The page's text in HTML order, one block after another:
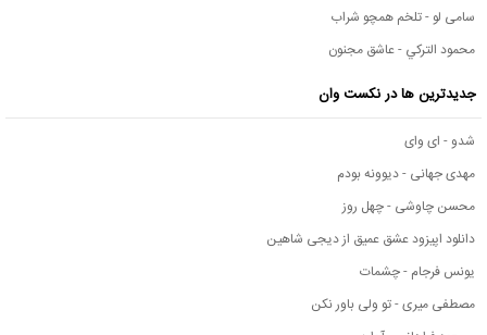
سامی لو - تلخم همچو شراب
محمود التركي - عاشق مجنون
جدیدترین ها در نکست وان
شدو - ای وای
مهدی جهانی - دیوونه بودم
محسن چاوشی - چهل روز
دانلود اپیزود عشق عمیق از دیجی شاهین
یونس فرجام - چشمات
مصطفی میری - تو ولی باور نکن